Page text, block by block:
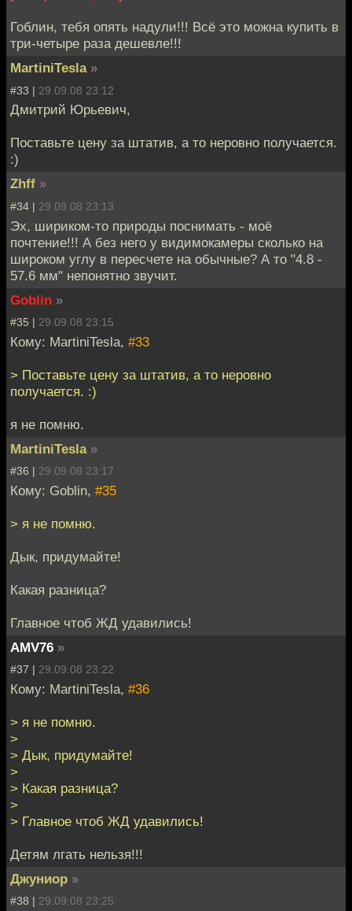
Гоблин, тебя опять надули!!! Всё это можна купить в
три-четыре раза дешевле!!!
MartiniTesla »
#33 | 29.09.08 23:12
Дмитрий Юрьевич,
Поставьте цену за штатив, а то неровно получается.
:)
Zhff »
#34 | 29.09.08 23:13
Эх, шириком-то природы поснимать - моё
почтение!!! А без него у видимокамеры сколько на
широком углу в пересчете на обычные? А то "4.8 -
57.6 мм" непонятно звучит.
Goblin »
#35 | 29.09.08 23:15
Кому: MartiniTesla, #33
> Поставьте цену за штатив, а то неровно
получается. :)
я не помню.
MartiniTesla »
#36 | 29.09.08 23:17
Кому: Goblin, #35
> я не помню.
Дык, придумайте!
Какая разница?
Главное чтоб ЖД удавились!
AMV76 »
#37 | 29.09.08 23:22
Кому: MartiniTesla, #36
> я не помню.
>
> Дык, придумайте!
>
> Какая разница?
>
> Главное чтоб ЖД удавились!
Детям лгать нельзя!!!
Джуниор »
#38 | 29.09.08 23:25